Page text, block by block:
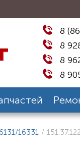
8
8
8
8
16331 /